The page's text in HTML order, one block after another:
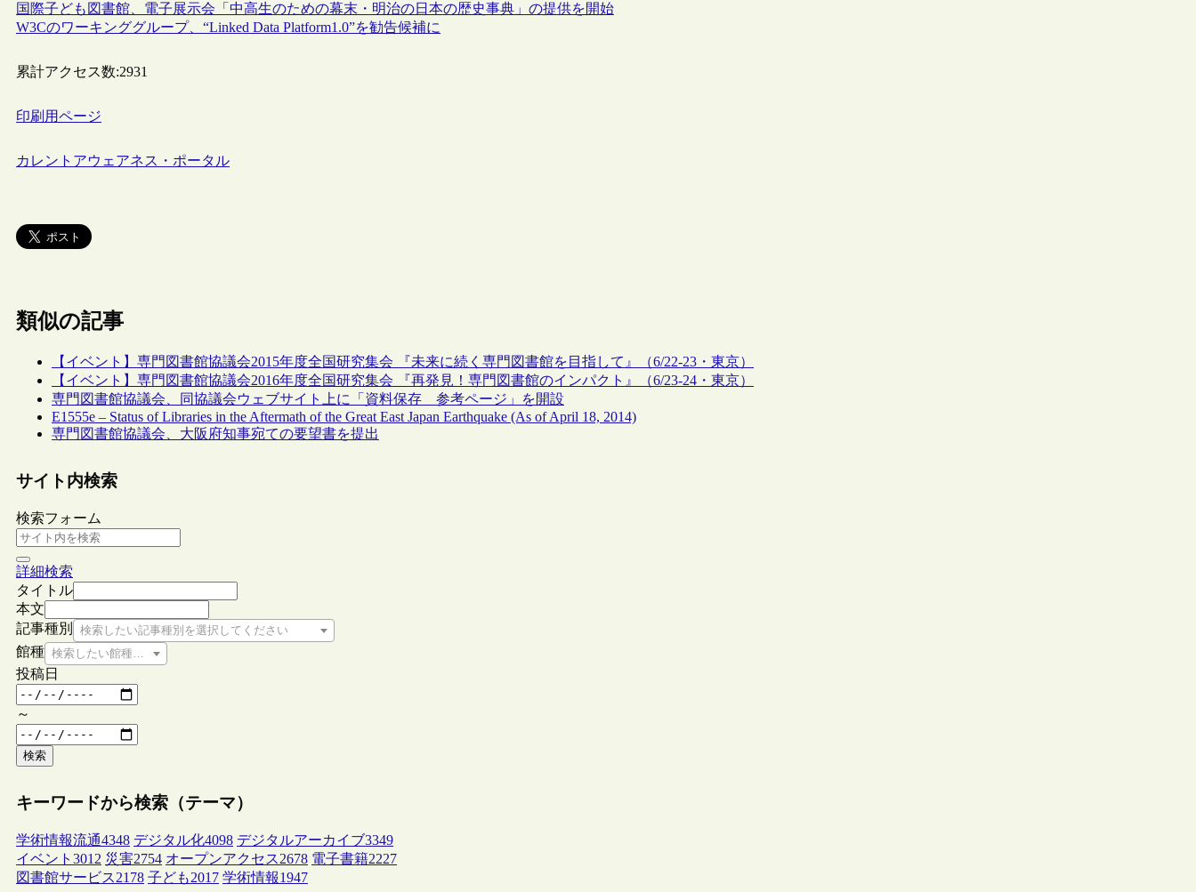
国際子ども図書館、電子展示会「中高生のための幕末・明治の日本の歴史事典」の提供を開始
W3Cのワーキンググループ、“Linked Data Platform1.0”を勧告候補に
累計アクセス数:2931
印刷用ページ
カレントアウェアネス・ポータル
類似の記事
【イベント】専門図書館協議会2015年度全国研究集会 『未来に続く専門図書館を目指して』（6/22-23・東京）
【イベント】専門図書館協議会2016年度全国研究集会 『再発見！専門図書館のインパクト』（6/23-24・東京）
専門図書館協議会、同協議会ウェブサイト上に「資料保存 参考ページ」を開設
E1555e – Status of Libraries in the Aftermath of the Great East Japan Earthquake (As of April 18, 2014)
専門図書館協議会、大阪府知事宛ての要望書を提出
サイト内検索
検索フォーム
詳細検索
タイトル
本文
記事種別
検索したい記事種別を選択してください
館種 検索したい館種を選択してください
投稿日
～
検索
キーワードから検索（テーマ）
学術情報流通4348 デジタル化4098 デジタルアーカイブ3349
イベント 3012 災害2754 オープンアクセス2678 電子書籍2227
図書館サービス2178 子ども2017 学術情報1947